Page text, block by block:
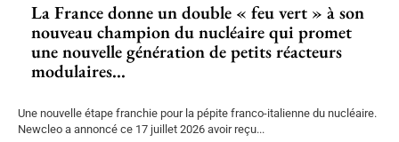
La France donne un double « feu vert » à son
nouveau champion du nucléaire qui promet
une nouvelle génération de petits réacteurs
modulaires...
Une nouvelle étape franchie pour la pépite franco-italienne du nucléaire.
Newcleo a annoncé ce 17 juillet 2026 avoir reçu...